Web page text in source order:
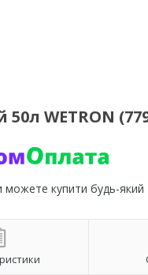
WETRON
можете купити будь-